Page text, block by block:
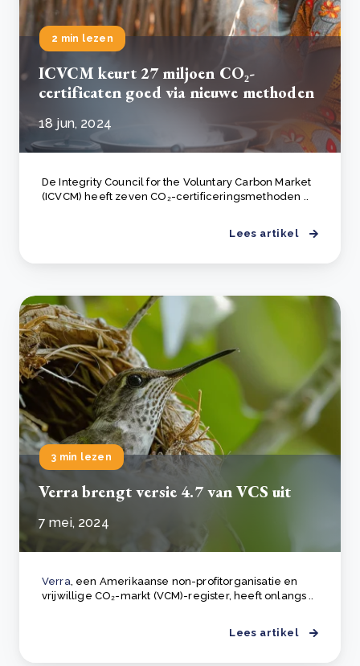
2 min lezen
ICVCM keurt 27 miljoen CO₂-
certificaten goed via nieuwe methoden
18 jun, 2024
De Integrity Council for the Voluntary Carbon Market
(ICVCM) heeft zeven CO₂-certificeringsmethoden ..
Lees artikel
3 min lezen
Verra brengt versie 4.7 van VCS uit
7 mei, 2024
Verra, een Amerikaanse non-profitorganisatie en
vrijwillige CO₂-markt (VCM)-register, heeft onlangs ..
Lees artikel